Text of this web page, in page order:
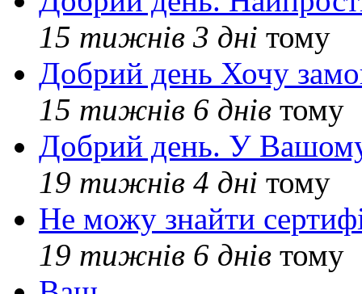
15 тижнів 3 дні тому
Добрий день Хочу
15 тижнів 6 днів тому
Добрий день. У Вашому
19 тижнів 4 дні тому
Не можу знайти
19 тижнів 6 днів тому